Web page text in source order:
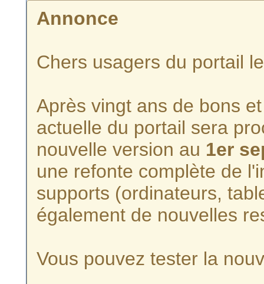
Annonce
Chers usagers du portail
Après vingt ans de bons
actuelle du portail sera
nouvelle version au 1er
une refonte complète de
supports (ordinateurs,
également de nouvelles
Vous pouvez tester la